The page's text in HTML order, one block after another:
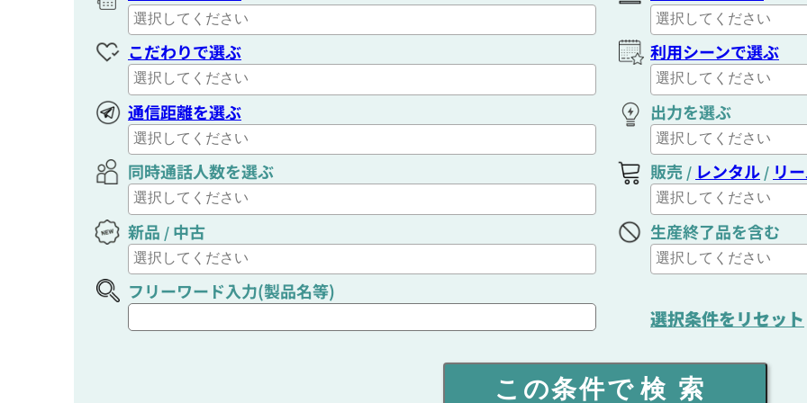
こだわりで選ぶ 利用シーンで選ぶ
通信距離を選ぶ 出力を選ぶ
同時通話人数を選ぶ 販売 / レンタル / リ
新品 / 中古 生産終了品を含む
フリーワード入力(製品名等)
選択条件をリセット
この条件で 検索